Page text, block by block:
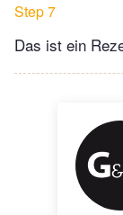
Step 7
Das ist ein